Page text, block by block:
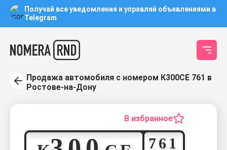
Получай все уведомления и управляй объявлениями в
Telegram
Продажа автомобиля с номером К300СЕ 761 в
Ростове-на-Дону
В избранное
7
61